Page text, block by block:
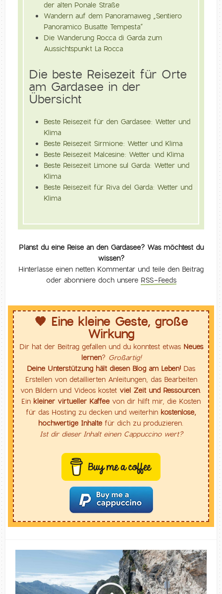
der alten Ponale Straße
Wandern auf dem Panoramaweg „Sentiero
Panoramico Busatte Tempesta“
Die Wanderung Rocca di Garda zum
Aussichtspunkt La Rocca
Die beste Reisezeit für Orte
am Gardasee in der
Übersicht
Beste Reisezeit für den Gardasee: Wetter und
Klima
Beste Reisezeit Sirmione: Wetter und Klima
Beste Reisezeit Malcesine: Wetter und Klima
Beste Reisezeit Limone sul Garda: Wetter und
Klima
Beste Reisezeit für Riva del Garda: Wetter und
Klima
Planst du eine Reise an den Gardasee? Was möchtest du
wissen?
Hinterlasse einen netten Kommentar und teile den Beitrag
oder abonniere doch unsere RSS-Feeds
🧡 Eine kleine Geste, große
Wirkung
Dir hat der Beitrag gefallen und du konntest etwas Neues
lernen? Großartig!
Deine Unterstützung hält diesen Blog am Leben! Das
Erstellen von detaillierten Anleitungen, das Bearbeiten
von Bildern und Videos kostet viel Zeit und Ressourcen.
Ein kleiner virtueller Kaffeevon dir hilft mir, die Kosten
für das Hosting zu decken und weiterhin kostenlose,
hochwertige Inhaltefür dich zu produzieren.
Ist dir dieser Inhalt einen Cappuccino wert?